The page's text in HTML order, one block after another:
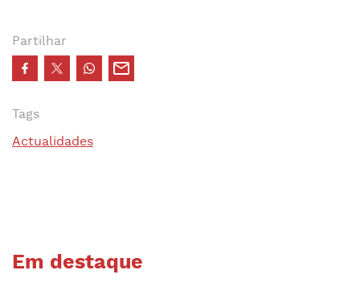
Partilhar
Tags
Actualidades
Em destaque